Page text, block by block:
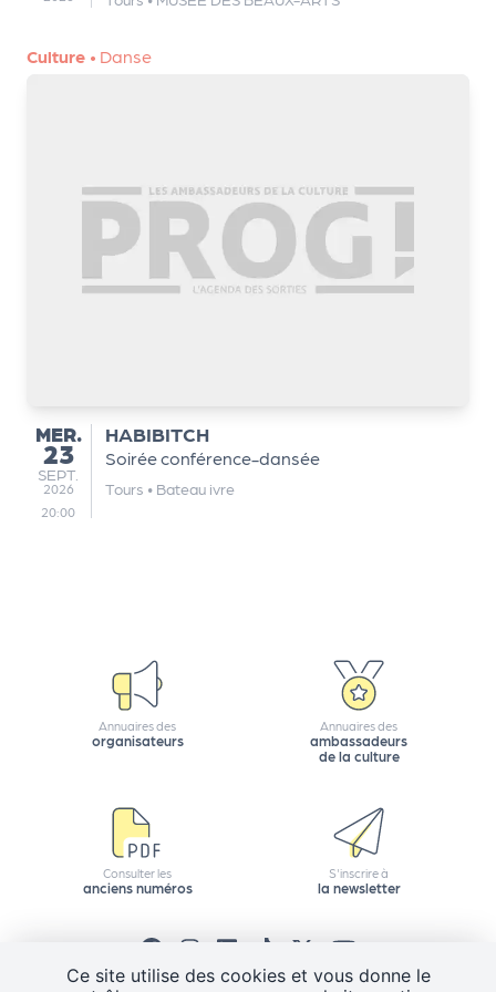
Ce site utilise des cookies et vous donne le
Culture • Danse
MERCREDI
MER.
23
SEPTEMBRE
SEPT.
2026
20:00
HABIBITCH
Soirée conférence-dansée
Tours • Bateau ivre
Annuaires des
organisateurs
Annuaires des
ambassadeurs
de la culture
Consulter les
anciens numéros
S'inscrire à
la newsletter
is
r
s
L
e
e
p
s